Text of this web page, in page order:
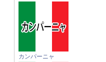
カンパーニャ